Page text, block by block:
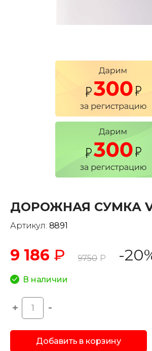
ДОРОЖНАЯ СУМКА
Артикул: 8891
9 186 ₽ 9750 Р -
В наличии
Добавить в корзину